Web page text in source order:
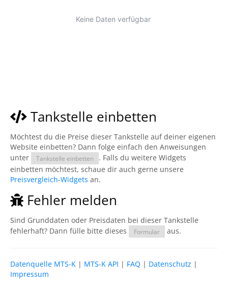
Tankstelle einbetten
Möchtest du die Preise dieser Tankstelle auf deiner eigenen
Website einbetten? Dann folge einfach den Anweisungen
unter
Tankstelle einbetten
. Falls du weitere Widgets
einbetten möchtest, schaue dir auch gerne unsere
Preisvergleich-Widgets an.
Fehler melden
Sind Grunddaten oder Preisdaten bei dieser Tankstelle
fehlerhaft? Dann fülle bitte dieses
Formular aus.
Datenquelle MTS-K | MTS-K API | FAQ | Datenschutz |
Impressum